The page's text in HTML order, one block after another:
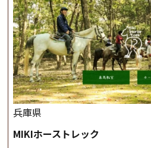
兵庫県
MIKIホーストレック